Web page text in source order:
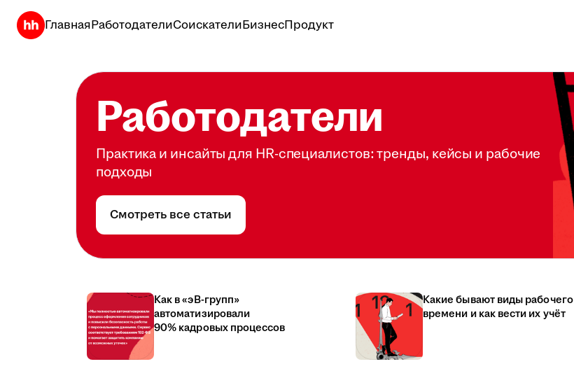
ГлавнаяРаботодателиСоискателиБизнесПродукт
Работодатели
Практика и инсайты для HR-специалистов: тренды, кейсы и рабочие
подходы
Смотреть все статьи
Как в «эВ-групп»
автоматизировали
90% кадровых процессов
Какие бывают виды рабочего
времени и как вести их учёт